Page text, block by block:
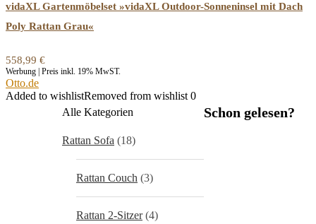
vidaXL Gartenmöbelset »vidaXL Outdoor-Sonneninsel mit Dach
Poly Rattan Grau«
558,99 €
Werbung | Preis inkl. 19% MwST.
Otto.de
Added to wishlistRemoved from wishlist 0
Alle Kategorien
Rattan Sofa (18)
Rattan Couch (3)
Rattan 2-Sitzer (4)
Schon gelesen?